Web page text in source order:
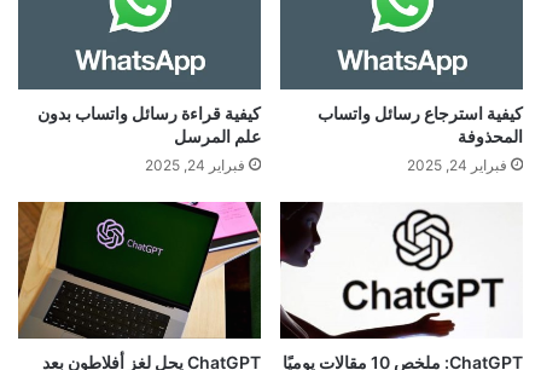
كيفية استرجاع رسائل واتساب
المحذوفة
فبراير 24, 2025
كيفية قراءة رسائل واتساب بدون
علم المرسل
فبراير 24, 2025
ChatGPT: ملخص 10 مقالات يوميًا
ChatGPT يحل لغز أفلاطون بعد